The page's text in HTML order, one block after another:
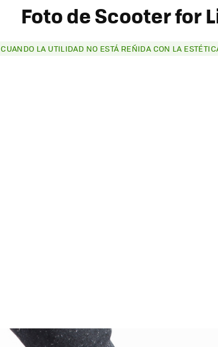
Foto de Scooter for
CUANDO LA UTILIDAD NO ESTÁ REÑIDA CON LA